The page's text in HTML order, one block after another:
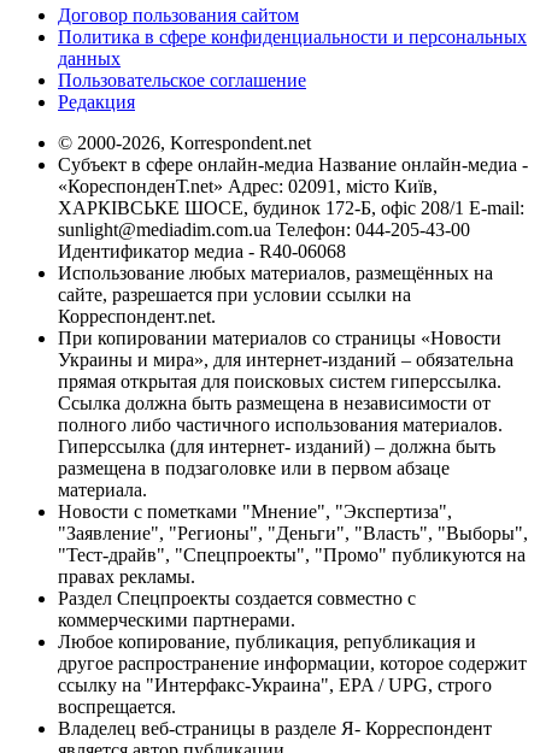
Договор пользования сайтом
Политика в сфере конфиденциальности и персональных
данных
Пользовательское соглашение
Редакция
© 2000-2026, Korrespondent.net
Субъект в сфере онлайн-медиа Название онлайн-медиа -
«КореспонденТ.net» Адрес: 02091, місто Київ,
ХАРКІВСЬКЕ ШОСЕ, будинок 172-Б, офіс 208/1 E-mail:
sunlight@mediadim.com.ua Телефон: 044-205-43-00
Идентификатор медиа - R40-06068
Использование любых материалов, размещённых на
сайте, разрешается при условии ссылки на
Корреспондент.net.
При копировании материалов со страницы «Новости
Украины и мира», для интернет-изданий – обязательна
прямая открытая для поисковых систем гиперссылка.
Ссылка должна быть размещена в независимости от
полного либо частичного использования материалов.
Гиперссылка (для интернет- изданий) – должна быть
размещена в подзаголовке или в первом абзаце
материала.
Новости с пометками "Мнение", "Экспертиза",
"Заявление", "Регионы", "Деньги", "Власть", "Выборы",
"Тест-драйв", "Спецпроекты", "Промо" публикуются на
правах рекламы.
Раздел Спецпроекты создается совместно с
коммерческими партнерами.
Любое копирование, публикация, републикация и
другое распространение информации, которое содержит
ссылку на "Интерфакс-Украина", EPA / UPG, строго
воспрещается.
Владелец веб-страницы в разделе Я- Корреспондент